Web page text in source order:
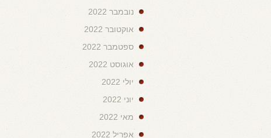
נובמבר 2022
אוקטובר 2022
ספטמבר 2022
אוגוסט 2022
יולי 2022
יוני 2022
מאי 2022
אפריל 2022